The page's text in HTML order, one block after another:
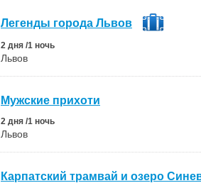
Легенды города Львов
2 дня /1 ночь
Львов
Мужские прихоти
2 дня /1 ночь
Львов
Карпатский трамвай и озеро